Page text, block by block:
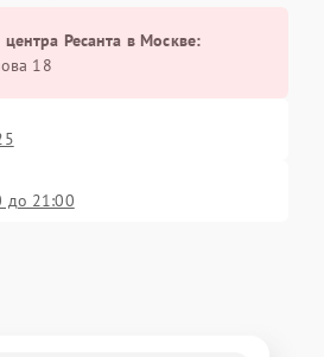
Ресанта в Москве:
18
до 21:00